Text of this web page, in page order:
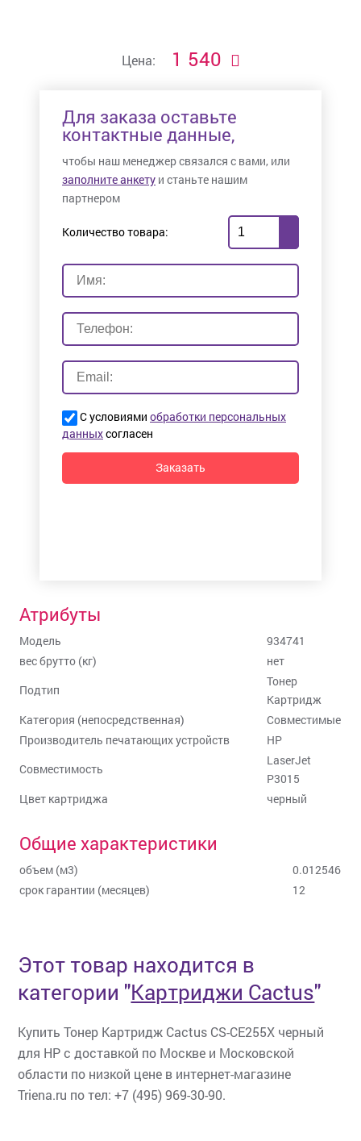
Цена: 1 540
Для заказа оставьте
контактные данные,
чтобы наш менеджер связался с вами, или
заполните анкету и станьте нашим
партнером
Количество товара:
С условиями обработки персональных
данныхсогласен
Заказать
Атрибуты
Модель
934741
вес брутто (кг)
нет
Подтип
Тонер
Картридж
Категория (непосредственная)
Совместимые
Производитель печатающих устройств
HP
Совместимость
LaserJet
P3015
Цвет картриджа
черный
Общие характеристики
объем (м3)
0.012546
срок гарантии (месяцев)
12
Этот товар находится в
категории "Картриджи Cactus"
Купить Тонер Картридж Cactus CS-CE255X черный
для HP с доставкой по Москве и Московской
области по низкой цене в интернет-магазине
Triena.ru по тел: +7 (495) 969-30-90.